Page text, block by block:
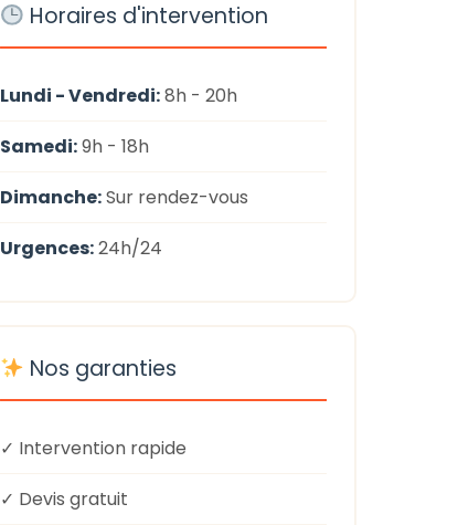
Horaires d'intervention
Lundi - Vendredi:8h - 20h
Samedi:9h - 18h
Dimanche:Sur rendez-vous
Urgences:24h/24
Nos garanties
✓ Intervention rapide
✓ Devis gratuit